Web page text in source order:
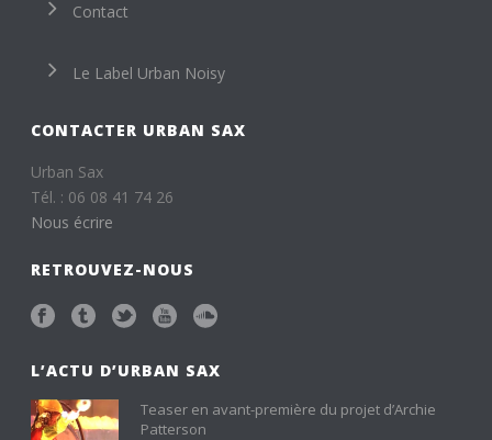
Contact
Le Label Urban Noisy
CONTACTER URBAN SAX
Urban Sax
Tél. : 06 08 41 74 26
Nous écrire
RETROUVEZ-NOUS
L’ACTU D’URBAN SAX
Teaser en avant-première du projet d’Archie
Patterson